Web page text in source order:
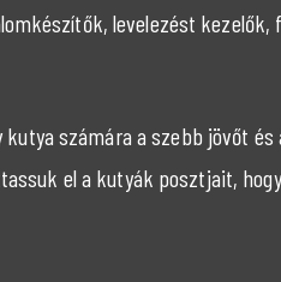
levelezést
számára a szebb jövőt
el a kutyák posztjait,